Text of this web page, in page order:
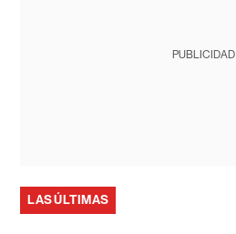
PUBLICIDAD
LAS ÚLTIMAS